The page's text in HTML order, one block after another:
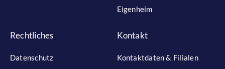
Eigenheim
Rechtliches
Datenschutz
Kontakt
Kontaktdaten & Filialen